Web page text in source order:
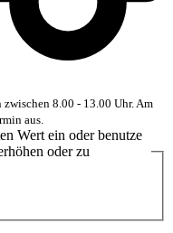
8.00 - 13.00 Uhr. Am
aus.
Wert ein oder benutze
oder zu